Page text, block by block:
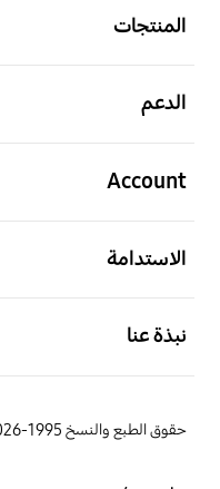
المنتجات
الدعم
Account
الاستدامة
نبذة عنا
حقوق الطبع والنسخ 1995-2026 سامسونج. جميع الحقوق محفوظة.